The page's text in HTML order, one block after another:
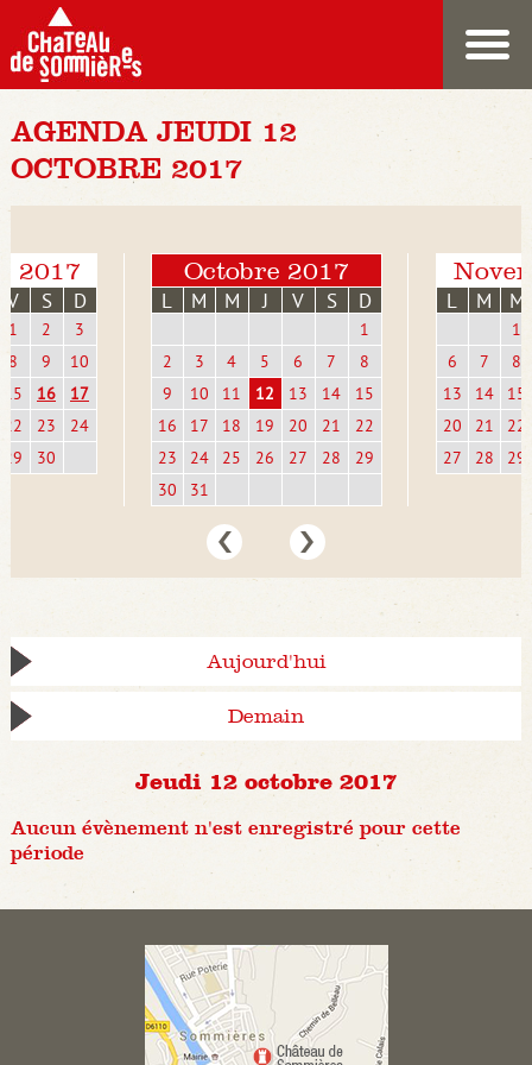
AGENDA JEUDI 12
OCTOBRE 2017
2017
V S D
1 2
3
8
9
10
15
16
17
22
23
24
29
30
Octobre 2017
L M M J V S D
1
2
3 4 5 6 7
8
9
10 11 12 13 14
15
16
17 18 19 20 21
22
23
24 25 26 27 28
29
30
31
L M M
1
6
7
8
13
14
15
20
21
22
27
28 29
Aujourd'hui
Demain
Jeudi 12 octobre 2017
Aucun évènement n'est enregistré pour cette
période